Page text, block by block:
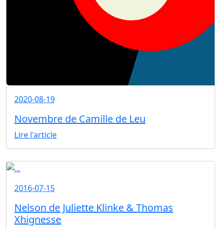
2020-08-19
Novembre de Camille de Leu
Lire l'article
2016-07-15
Nelson de Juliette Klinke & Thomas
Xhignesse